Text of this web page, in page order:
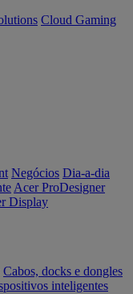
Cloud Gaming
Negócios Dia-a-dia
Acer ProDesigner
Display
Cabos, docks e dongles
inteligentes